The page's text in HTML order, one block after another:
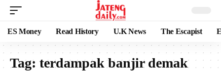
ES Money Read History U.K News The Escapist
Tag: terdampak banjir demak